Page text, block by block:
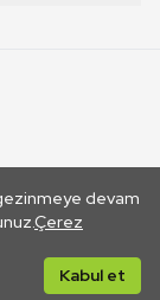
devam
Çerez
Kabul et
gidilen dış